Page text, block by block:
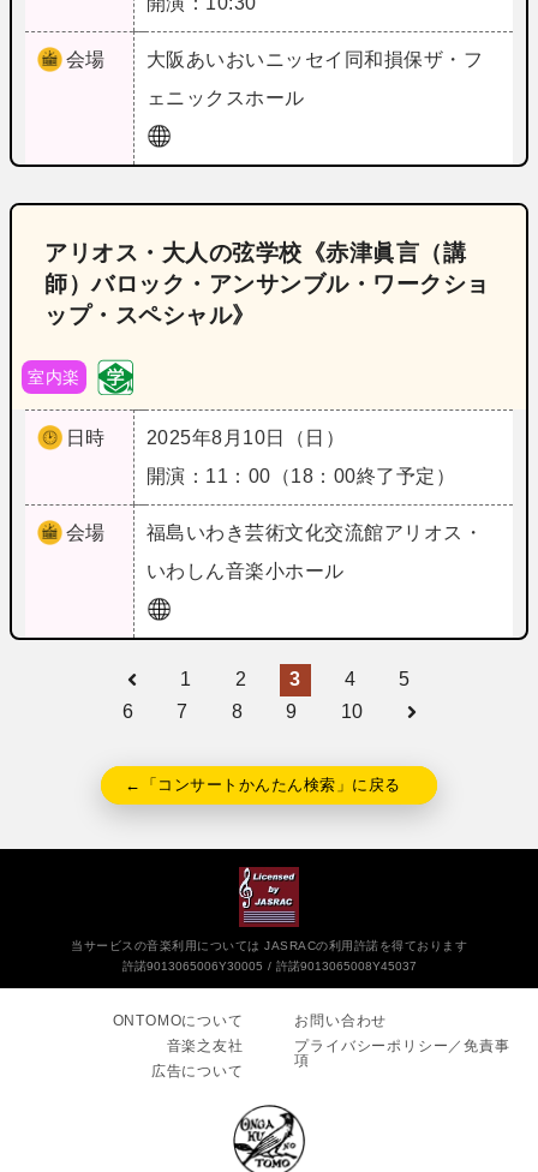
会場 大阪 あいおいニッセイ同和損保ザ・フ
ェニックスホール
アリオス・大人の弦学校《赤津眞言（講
師）バロック・アンサンブル・ワークショ
ップ・スペシャル》
室内楽
日時
2025年8月10日（日）
開演：11：00（18：00終了予定）
会場 福島いわき芸術文化交流館アリオス・
いわしん音楽小ホール
1 2 3 4
5
6
7 8 9 10
←「コンサートかんたん検索」に戻る
当サービスの音楽利用については JASRACの利用許諾を得ております
許諾9013065006Y30005
許諾9013065008Y45037
ONTOMOについて
音楽之友社
広告について
お問い合わせ
プライバシーポリシー／免責事
項